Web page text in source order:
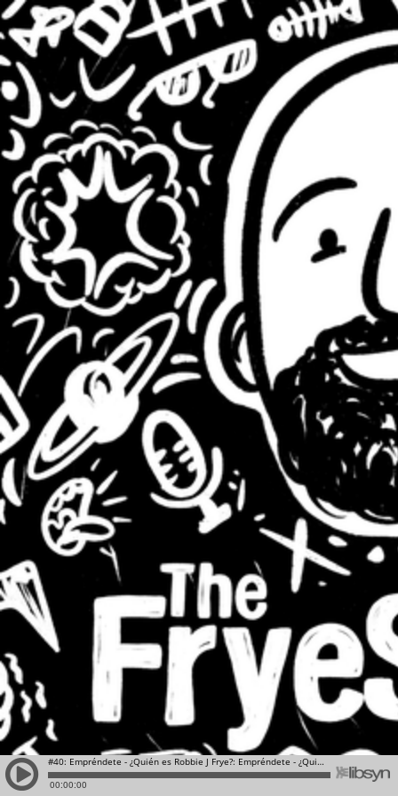
#40: Empréndete - ¿Quién es Robbie J Frye?: Empréndete - ¿Quién es Robbie J Frye?
00:00:00